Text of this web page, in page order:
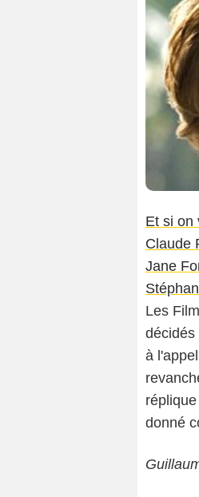
Et si on
Claude
Jane
Les
décidés
à l'appel
donné